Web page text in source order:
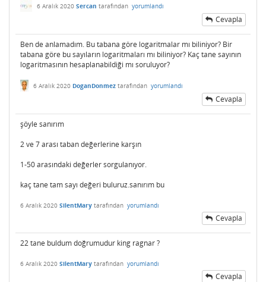
6 Aralık 2020 Sercan tarafından yorumlandı
Cevapla
Ben de anlamadım. Bu tabana göre logaritmalar mı biliniyor? Bir
tabana göre bu sayıların logaritmaları mı biliniyor? Kaç tane sayının
logaritmasının hesaplanabildiği mı soruluyor?
6 Aralık 2020 DoganDonmez tarafından yorumlandı
Cevapla
şöyle sanırım
2 ve 7 arası taban değerlerine karşın
1-50 arasındaki değerler sorgulanıyor.
kaç tane tam sayı değeri buluruz.sanırım bu
6 Aralık 2020 SilentMary tarafından yorumlandı
Cevapla
22 tane buldum doğrumudur king ragnar ?
6 Aralık 2020 SilentMary tarafından yorumlandı
Cevapla